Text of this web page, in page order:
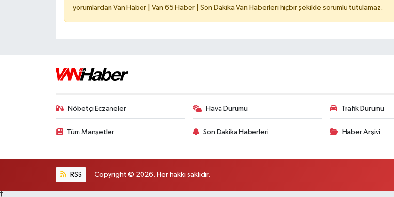
yorumlardan Van Haber | Van 65 Haber | Son Dakika Van Haberleri hiçbir şekilde sorumlu tutulamaz.
Nöbetçi Eczaneler Hava Durumu Trafik Durumu
Tüm Manşetler Son Dakika Haberleri Haber Arşivi
RSS Copyright © 2026. Her hakkı saklıdır.